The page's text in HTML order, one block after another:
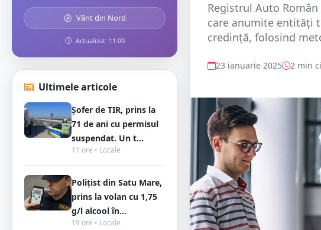
Vânt din Nord
Actualizat: 11:00
Ultimele articole
Șofer de TIR, prins la
71 de ani cu permisul
suspendat. Un t...
11 ore • Locale
Polițist din Satu Mare,
prins la volan cu 1,75
g/l alcool în...
19 ore • Locale
Registrul Auto
care anumite entități
credință, folosind
23 ianuarie 2025 2 min